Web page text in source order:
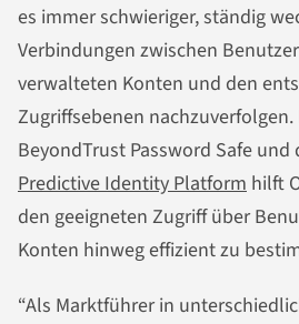
es immer schwieriger, ständig
Verbindungen zwischen
verwalteten Konten und den
Zugriffsebenen
BeyondTrust Password Safe und
Predictive Identity Platform hilft
den geeigneten Zugriff über
Konten hinweg effizient zu
“Als Marktführer in